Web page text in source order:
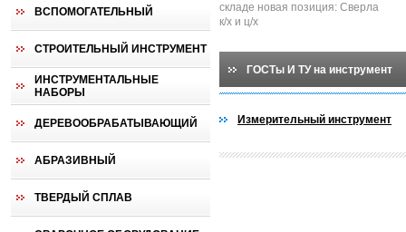
ВСПОМОГАТЕЛЬНЫЙ
СТРОИТЕЛЬНЫЙ ИНСТРУМЕНТ
ИНСТРУМЕНТАЛЬНЫЕ
НАБОРЫ
ДЕРЕВООБРАБАТЫВАЮЩИЙ
АБРАЗИВНЫЙ
ТВЕРДЫЙ СПЛАВ
складе новая позиция: Сверла
к/х и ц/х
ГОСТы И ТУ на инструмент
Измерительный инструмент